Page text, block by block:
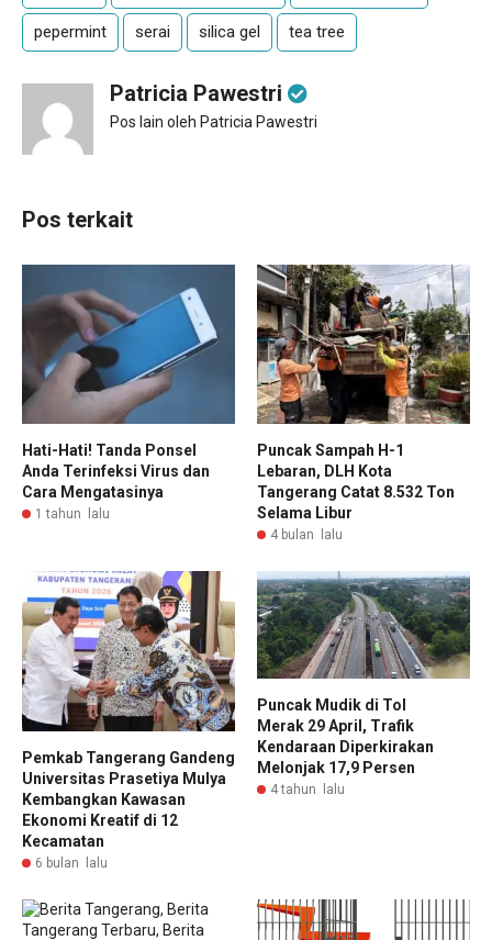
pepermint serai silica gel tea tree
Patricia Pawestri
Pos lain oleh Patricia Pawestri
Pos terkait
Hati-Hati! Tanda Ponsel
Anda Terinfeksi Virus dan
Cara Mengatasinya
1 tahun lalu
Puncak Sampah H-1
Lebaran, DLH Kota
Tangerang Catat 8.532 Ton
Selama Libur
4 bulan lalu
Pemkab Tangerang Gandeng
Universitas Prasetiya Mulya
Kembangkan Kawasan
Ekonomi Kreatif di 12
Kecamatan
6 bulan lalu
Puncak Mudik di Tol
Merak 29 April, Trafik
Kendaraan Diperkirakan
Melonjak 17,9 Persen
4 tahun lalu